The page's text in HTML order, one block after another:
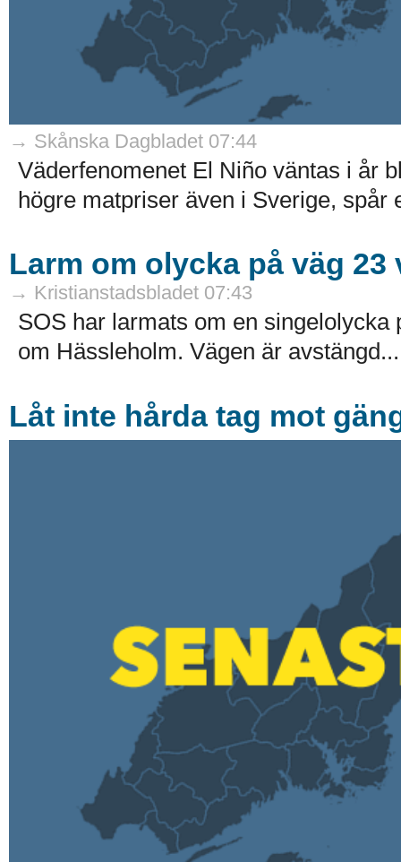
→ Skånska Dagbladet 07:44
Väderfenomenet El Niño väntas i år
högre matpriser även i Sverige, spår
Larm om olycka på väg 23
→ Kristianstadsbladet 07:43
SOS har larmats om en
om Hässleholm. Vägen är avstängd...
Låt inte hårda tag mot